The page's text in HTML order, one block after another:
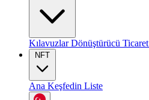
KılavuzlarDönüştürücü Ticaret
NFT
Ana Keşfedin Liste